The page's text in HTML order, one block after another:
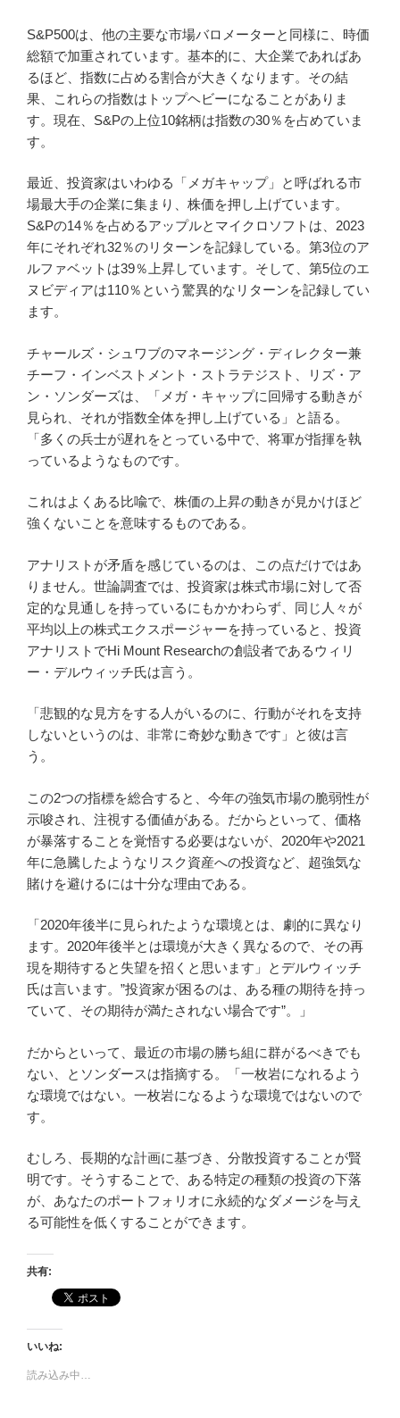
S&P500は、他の主要な市場バロメーターと同様に、時価
総額で加重されています。基本的に、大企業であればあ
るほど、指数に占める割合が大きくなります。その結
果、これらの指数はトップヘビーになることがありま
す。現在、S&Pの上位10銘柄は指数の30％を占めていま
す。
最近、投資家はいわゆる「メガキャップ」と呼ばれる市
場最大手の企業に集まり、株価を押し上げています。
S&Pの14％を占めるアップルとマイクロソフトは、2023
年にそれぞれ32％のリターンを記録している。第3位のア
ルファベットは39％上昇しています。そして、第5位のエ
ヌビディアは110％という驚異的なリターンを記録してい
ます。
チャールズ・シュワブのマネージング・ディレクター兼
チーフ・インベストメント・ストラテジスト、リズ・ア
ン・ソンダーズは、「メガ・キャップに回帰する動きが
見られ、それが指数全体を押し上げている」と語る。
「多くの兵士が遅れをとっている中で、将軍が指揮を執
っているようなものです。
これはよくある比喩で、株価の上昇の動きが見かけほど
強くないことを意味するものである。
アナリストが矛盾を感じているのは、この点だけではあ
りません。世論調査では、投資家は株式市場に対して否
定的な見通しを持っているにもかかわらず、同じ人々が
平均以上の株式エクスポージャーを持っていると、投資
アナリストでHi Mount Researchの創設者であるウィリ
ー・デルウィッチ氏は言う。
「悲観的な見方をする人がいるのに、行動がそれを支持
しないというのは、非常に奇妙な動きです」と彼は言
う。
この2つの指標を総合すると、今年の強気市場の脆弱性が
示唆され、注視する価値がある。だからといって、価格
が暴落することを覚悟する必要はないが、2020年や2021
年に急騰したようなリスク資産への投資など、超強気な
賭けを避けるには十分な理由である。
「2020年後半に見られたような環境とは、劇的に異なり
ます。2020年後半とは環境が大きく異なるので、その再
現を期待すると失望を招くと思います」とデルウィッチ
氏は言います。”投資家が困るのは、ある種の期待を持っ
ていて、その期待が満たされない場合です”。」
だからといって、最近の市場の勝ち組に群がるべきでも
ない、とソンダースは指摘する。「一枚岩になれるよう
な環境ではない。一枚岩になるような環境ではないので
す。
むしろ、長期的な計画に基づき、分散投資することが賢
明です。そうすることで、ある特定の種類の投資の下落
が、あなたのポートフォリオに永続的なダメージを与え
る可能性を低くすることができます。
共有:
いいね:
読み込み中…